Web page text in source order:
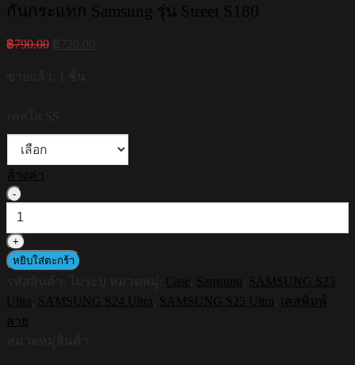
กันกระแทก Samsung รุ่น Street S180
฿790.00
ล้างค่า
HI-
SHIELD
เคส
กระแทก
หยิบใส่ตะกร้า
Case Samsung
SAMSUNG S23
Ultra
SAMSUNG S24 Ultra SAMSUNG S25 Ultra
เคสพิมพ์
ลาย